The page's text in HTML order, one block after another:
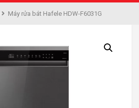
Máy rửa bát Hafele HDW-F6031G